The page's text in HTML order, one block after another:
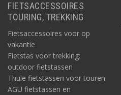
FIETSACCESSOIRES
TOURING, TREKKING
Fietsaccessoires voor op
vakantie
Fietstas voor trekking:
outdoor fietstassen
Thule fietstassen voor touren
AGU fietstassen en